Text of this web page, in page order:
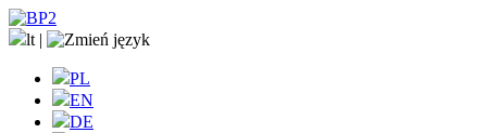
lt |
PL
EN
DE